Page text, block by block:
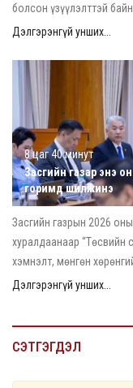
болсон үзүүлэлттэй
Дэлгэрэнгүй унших...
8 цаг 40 минут
Засгийн газар энэ
горимд шилжинэ
Засгийн газрын 2026
хуралдаанаар “Төсвийн
хэмнэлт, мөнгөн
Дэлгэрэнгүй унших...
СЭТГЭГДЭЛ